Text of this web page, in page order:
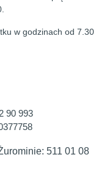
w godzinach od 7.30
90 993
511 01 08